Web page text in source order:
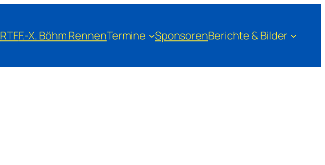
RTFF.-X. Böhm RennenTermine SponsorenBerichte & Bilder